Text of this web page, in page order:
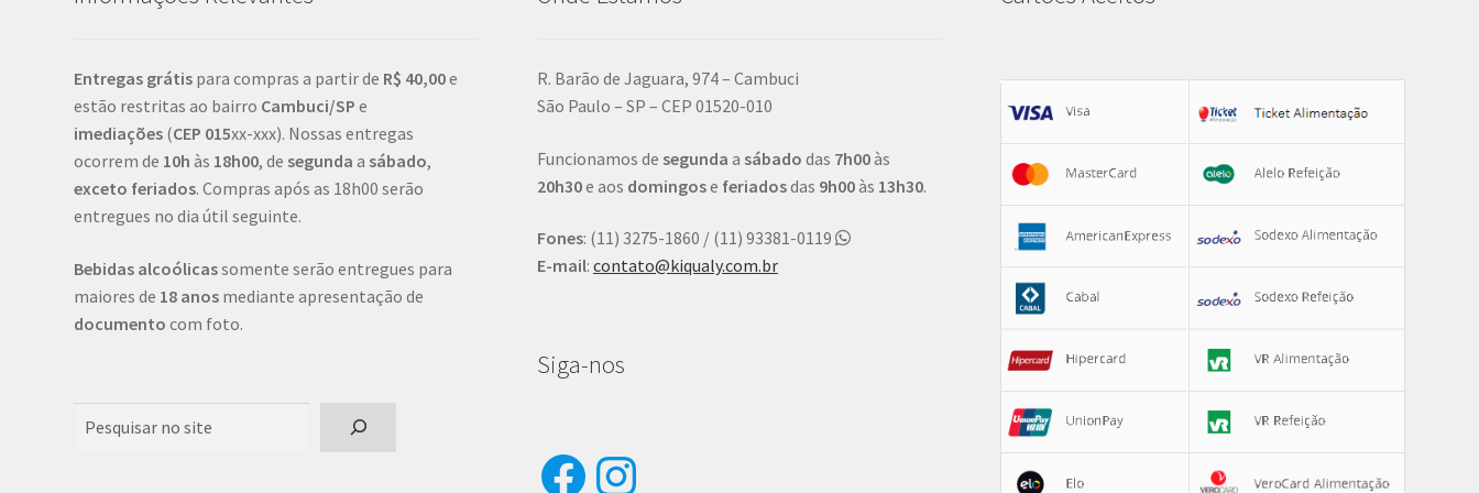
Entregas grátis para compras a partir de R$ 40,00e
estão restritas ao bairro Cambuci/SP e
imediações (CEP 015xx-xxx). Nossas entregas
ocorrem de 10h às 18h00, de segunda a sábado,
exceto feriados. Compras após as 18h00 serão
entregues no dia útil seguinte.
Bebidas alcoólicassomente serão entregues para
maiores de 18 anos mediante apresentação de
documento com foto.
R. Barão de Jaguara, 974 – Cambuci
São Paulo – SP – CEP 01520-010
Funcionamos de segunda a sábado das 7h00às
20h30e aos domingose feriadosdas 9h00às 13h30.
Fones: (11) 3275-1860 / (11) 93381-0119
E-mail: contato@kiqualy.com.br
Siga-nos
Facebook
Instagram